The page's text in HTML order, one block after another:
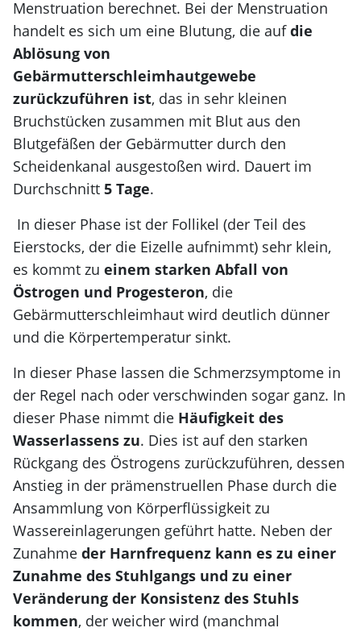
Menstruation berechnet. Bei der Menstruation
handelt es sich um eine Blutung, die aufdie
Ablösung von
Gebärmutterschleimhautgewebe
zurückzuführen ist, das in sehr kleinen
Bruchstücken zusammen mit Blut aus den
Blutgefäßen der Gebärmutter durch den
Scheidenkanal ausgestoßen wird. Dauert im
Durchschnitt 5 Tage.
In dieser Phase ist der Follikel (der Teil des
Eierstocks, der die Eizelle aufnimmt) sehr klein,
es kommt zu einem starken Abfall von
Östrogen und Progesteron, die
Gebärmutterschleimhaut wird deutlich dünner
und die Körpertemperatur sinkt.
In dieser Phase lassen die Schmerzsymptome in
der Regel nach oder verschwinden sogar ganz. In
dieser Phase nimmt die Häufigkeit des
Wasserlassens zu. Dies ist auf den starken
Rückgang des Östrogens zurückzuführen, dessen
Anstieg in der prämenstruellen Phase durch die
Ansammlung von Körperflüssigkeit zu
Wassereinlagerungen geführt hatte. Neben der
Zunahme der Harnfrequenz kann es zu einer
Zunahme des Stuhlgangs und zu einer
Veränderung der Konsistenz des Stuhls
kommen, der weicher wird (manchmal